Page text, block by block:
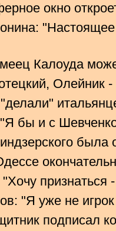
окно
"Настоящее
Калоуда
Олейник -
бы и с
была
признаться
"Я уже не
подписал